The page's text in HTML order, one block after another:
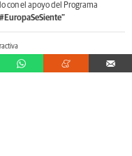
con el apoyo del Programa
#EuropaSeSiente”